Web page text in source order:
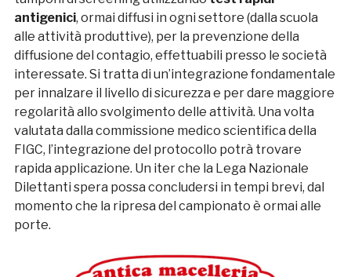
antigenici, ormai diffusi in ogni settore (dalla scuola
alle attività produttive), per la prevenzione della
diffusione del contagio, effettuabili presso le società
interessate. Si tratta di un’integrazione fondamentale
per innalzare il livello di sicurezza e per dare maggiore
regolarità allo svolgimento delle attività. Una volta
valutata dalla commissione medico scientifica della
FIGC, l’integrazione del protocollo potrà trovare
rapida applicazione. Un iter che la Lega Nazionale
Dilettanti spera possa concludersi in tempi brevi, dal
momento che la ripresa del campionato è ormai alle
porte.